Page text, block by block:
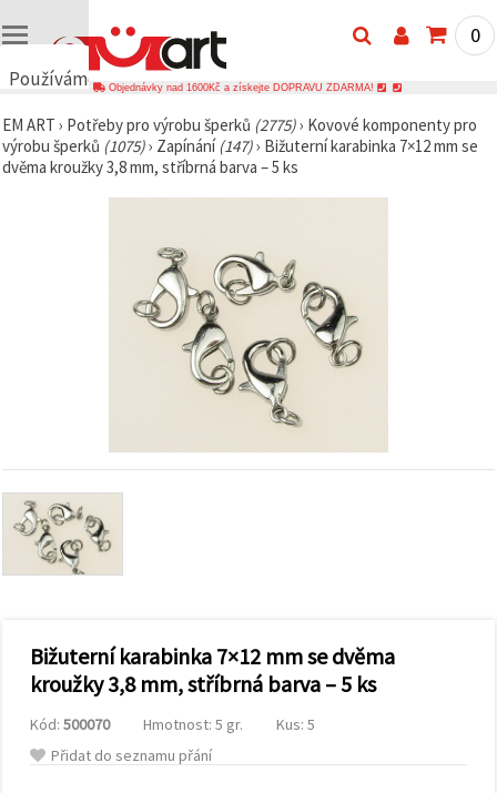
Používáme
🍪
Používáme
cookies a
zobrazovali
obsah a
reklamu, a
to i s
pomocí
našich
marketing.
Můžete
souhlasit s
všech
cookies
kliknutím
0
Objednávky nad 1600Kč a získejte DOPRAVU ZDARMA!
EM ART › Potřeby pro výrobu šperků (2775)› Kovové komponenty pro
výrobu šperků (1075)› Zapínání (147)› Bižuterní karabinka 7×12 mm se
dvěma kroužky 3,8 mm, stříbrná barva – 5 ks
Bižuterní karabinka 7×12 mm se dvěma
kroužky 3,8 mm, stříbrná barva – 5 ks
Kód: 500070 Hmotnost: 5 gr.
Kus: 5
Přidat do seznamu přání